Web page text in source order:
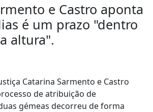
e Castro aponta
é um prazo "dentro
altura".
Catarina Sarmento e Castro
de atribuição de
gémeas decorreu de forma